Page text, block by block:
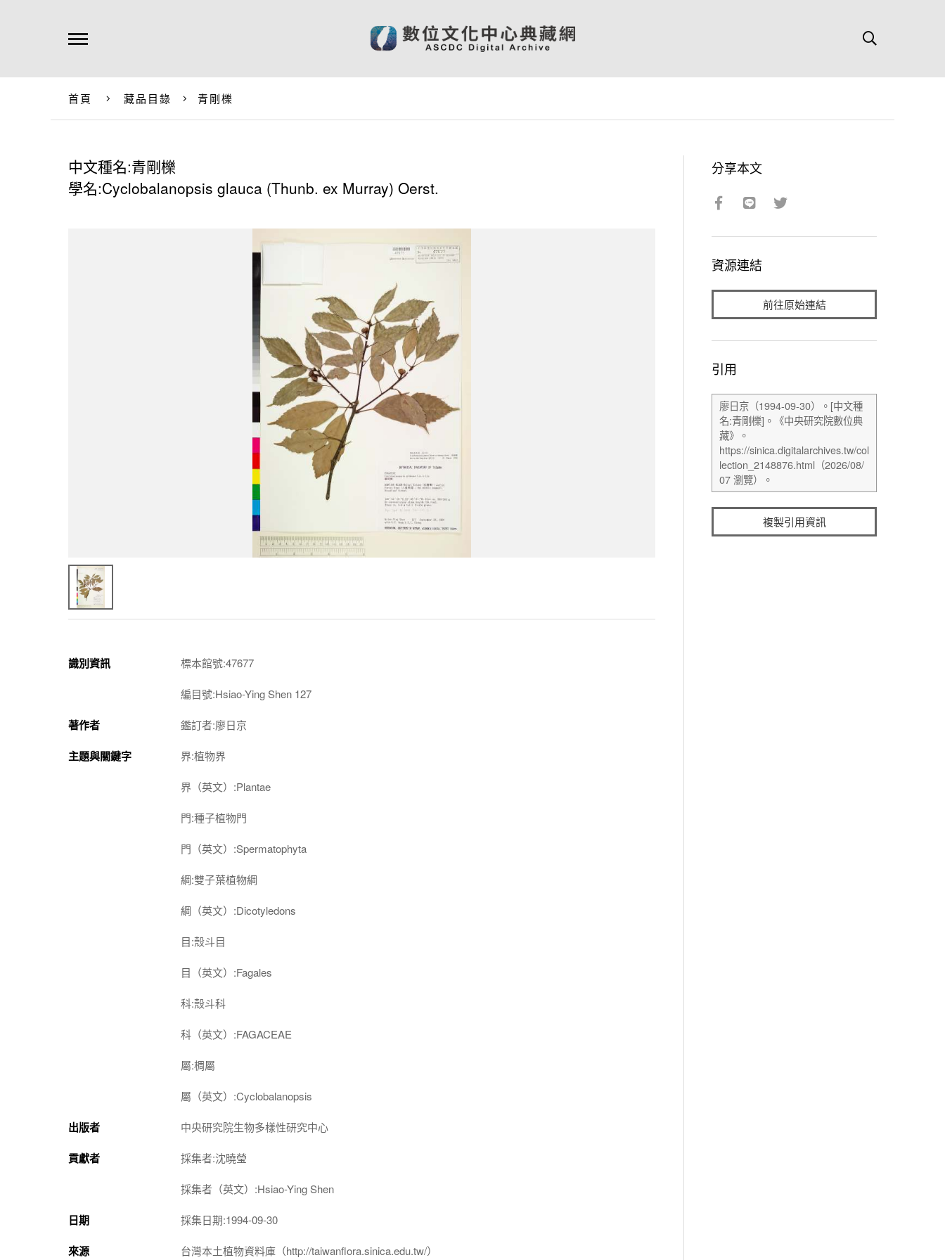
首頁 藏品目錄 青剛櫟
中文種名:青剛櫟
學名:Cyclobalanopsis glauca (Thunb. ex Murray) Oerst.
識別資訊 標本館號:47677
編目號:Hsiao-Ying Shen 127
著作者 鑑訂者:廖日京
主題與關鍵字 界:植物界
界（英文）:Plantae
門:種子植物門
門（英文）:Spermatophyta
綱:雙子葉植物綱
綱（英文）:Dicotyledons
目:殼斗目
目（英文）:Fagales
科:殼斗科
科（英文）:FAGACEAE
屬:椆屬
屬（英文）:Cyclobalanopsis
出版者 中央研究院生物多樣性研究中心
貢獻者 採集者:沈曉瑩
採集者（英文）:Hsiao-Ying Shen
日期 採集日期:1994-09-30
來源 台灣本土植物資料庫（http://taiwanflora.sinica.edu.tw/）
分享本文
資源連結
前往原始連結
引用
複製引用資訊